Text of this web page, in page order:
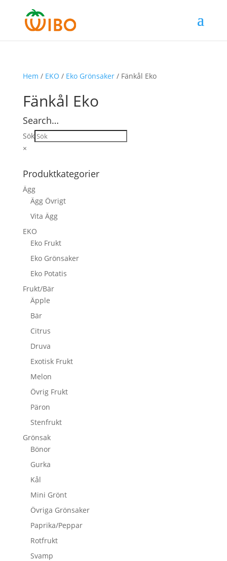
Hem / EKO / Eko Grönsaker/ Fänkål Eko
Fänkål Eko
Search…
Sök
×
Produktkategorier
Ägg
Ägg Övrigt
Vita Ägg
EKO
Eko Frukt
Eko Grönsaker
Eko Potatis
Frukt/Bär
Äpple
Bär
Citrus
Druva
Exotisk Frukt
Melon
Övrig Frukt
Päron
Stenfrukt
Grönsak
Bönor
Gurka
Kål
Mini Grönt
Övriga Grönsaker
Paprika/Peppar
Rotfrukt
Svamp